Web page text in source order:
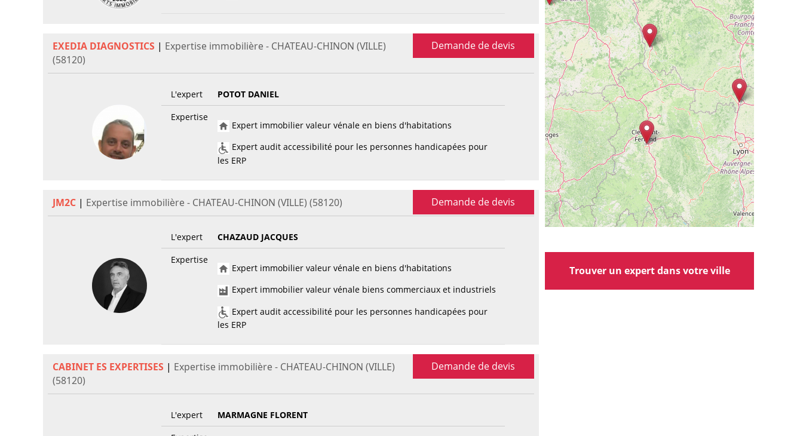
EXEDIA DIAGNOSTICS | Expertise immobilière - CHATEAU-CHINON (VILLE)
(58120)
Demande de devis
L'expert
POTOT DANIEL
Expertise
Expert immobilier valeur vénale en biens d'habitations
Expert audit accessibilité pour les personnes handicapées pour
les ERP
JM2C | Expertise immobilière - CHATEAU-CHINON (VILLE) (58120) Demande de devis
L'expert
CHAZAUD JACQUES
Expertise
Expert immobilier valeur vénale en biens d'habitations
Expert immobilier valeur vénale biens commerciaux et industriels
Expert audit accessibilité pour les personnes handicapées pour
les ERP
CABINET ES EXPERTISES | Expertise immobilière - CHATEAU-CHINON (VILLE)
(58120)
Demande de devis
L'expert
MARMAGNE FLORENT
Trouver un expert dans votre ville